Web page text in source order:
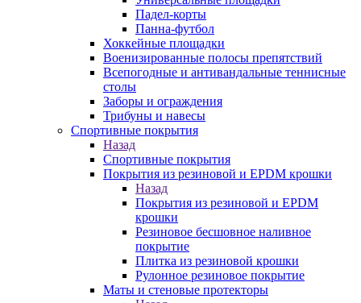
Падел-корты
Панна-футбол
Хоккейные площадки
Военизированные полосы препятствий
Всепогодные и антивандальные теннисные
столы
Заборы и ограждения
Трибуны и навесы
Спортивные покрытия
Назад
Спортивные покрытия
Покрытия из резиновой и EPDM крошки
Назад
Покрытия из резиновой и EPDM
крошки
Резиновое бесшовное наливное
покрытие
Плитка из резиновой крошки
Рулонное резиновое покрытие
Маты и стеновые протекторы